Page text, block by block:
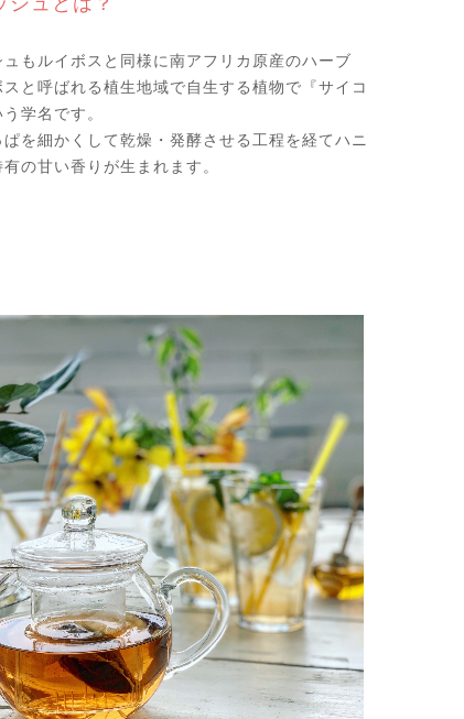
もルイボスと同様に南アフリカ原産のハーブ
と呼ばれる植生地域で自生する植物で『サイコ
学名です。
を細かくして乾燥・発酵させる工程を経てハニ
の甘い香りが生まれます。